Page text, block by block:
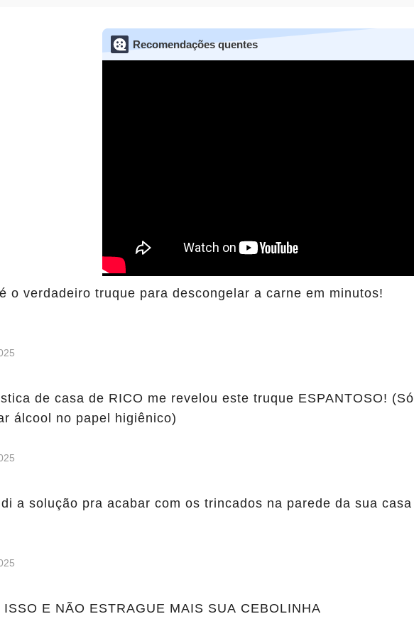
Recomendações quentes
o verdadeiro truque para descongelar a carne em minutos!
de casa de RICO me revelou este truque ESPANTOSO! (Só
álcool no papel higiênico)
a solução pra acabar com os trincados na parede da sua casa
ISSO E NÃO ESTRAGUE MAIS SUA CEBOLINHA